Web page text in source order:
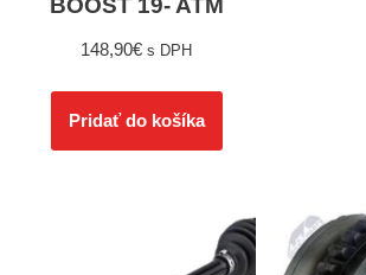
BOOST 19- ATM
148,90€ s DPH
Pridať do košíka